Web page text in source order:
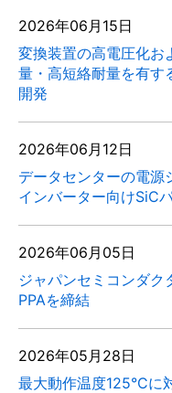
2026年06月15日
変換装置の高電圧化お
量・高短絡耐量を有す
開発
2026年06月12日
データセンターの電源
インバーター向けSiC
2026年06月05日
ジャパンセミコンダ
PPAを締結
2026年05月28日
最大動作温度125°Cに